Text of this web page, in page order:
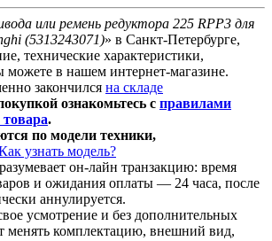
или ремень редуктора 225 RPP3 для
(5313243071)» в Санкт-Петербурге,
технические характеристики,
можете в нашем интернет-магазине.
закончился на складе
ознакомьтесь с правилами
.
по модели техники,
узнать модель?
он-лайн транзакцию: время
и ожидания оплаты — 24 часа, после
аннулируется.
усмотрение и без дополнительных
менять комплектацию, внешний вид,